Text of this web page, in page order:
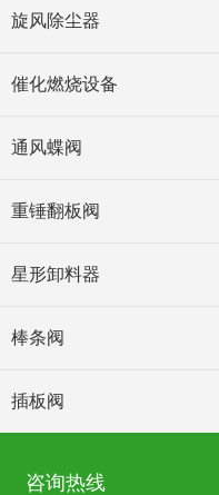
旋风除尘器
催化燃烧设备
通风蝶阀
重锤翻板阀
星形卸料器
棒条阀
插板阀
咨询热线